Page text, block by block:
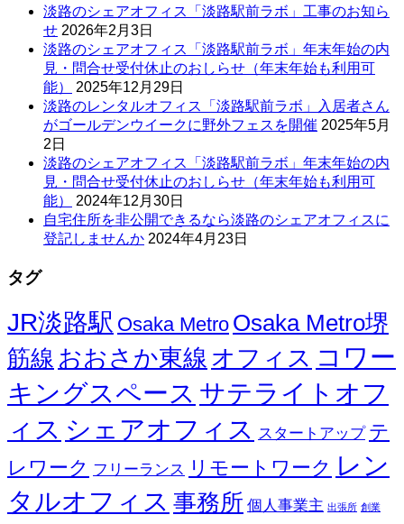
淡路のシェアオフィス「淡路駅前ラボ」工事のお知ら
せ 2026年2月3日
淡路のシェアオフィス「淡路駅前ラボ」年末年始の内
見・問合せ受付休止のおしらせ（年末年始も利用可
能）
2025年12月29日
淡路のレンタルオフィス「淡路駅前ラボ」入居者さん
がゴールデンウイークに野外フェスを開催 2025年5月
2日
淡路のシェアオフィス「淡路駅前ラボ」年末年始の内
見・問合せ受付休止のおしらせ（年末年始も利用可
能）
2024年12月30日
自宅住所を非公開できるなら淡路のシェアオフィスに
登記しませんか 2024年4月23日
タグ
JR淡路駅 Osaka Metro Osaka Metro堺
筋線 おおさか東線 オフィス コワー
キングスペース サテライトオフ
ィス シェアオフィス スタートアップ テ
レワーク フリーランス リモートワーク レン
タルオフィス 事務所 個人事業主 出張所 創業